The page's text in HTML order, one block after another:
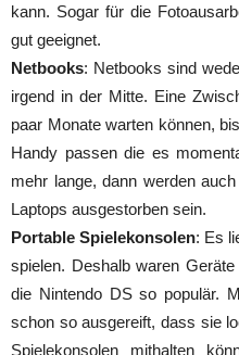
kann. Sogar für die
gut geeignet.
Netbooks: Netbooks sind
irgend in der Mitte. Eine
paar Monate warten können,
Handy passen die es
mehr lange, dann werden
Laptops ausgestorben sein.
Portable Spielekonsolen: Es
spielen. Deshalb waren
die Nintendo DS so populär.
schon so ausgereift, dass sie
Spielekonsolen mithalten